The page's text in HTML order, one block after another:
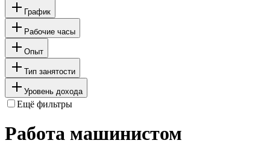
График
Рабочие часы
Опыт
Тип занятости
Уровень дохода
Ещё фильтры
Работа машинистом